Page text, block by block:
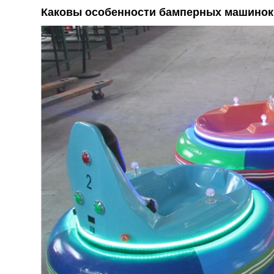
Каковы особенности бамперных